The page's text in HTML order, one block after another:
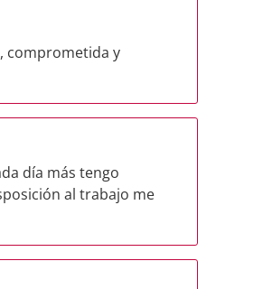
comprometida y
día más tengo
al trabajo me